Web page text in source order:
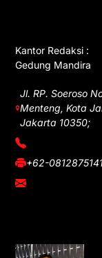
Kantor Redaksi :
Gedung Mandira
Jl. RP. Soeroso
Menteng, Kota
Jakarta 10350;
(021) 3908026
+62-